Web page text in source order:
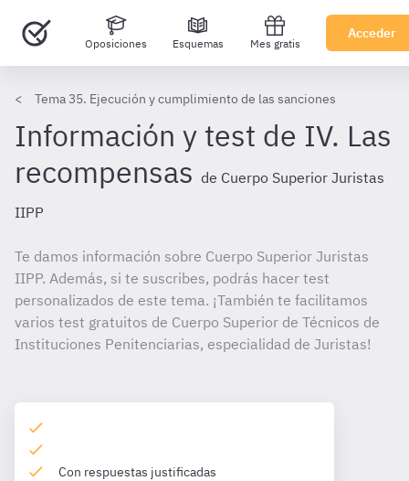
Oposiciones Esquemas Mes gratis
Acceder
Tema 35. Ejecución y cumplimiento de las sanciones
Información y test de IV. Las
recompensas de Cuerpo Superior Juristas
IIPP
Te damos información sobre Cuerpo Superior Juristas
IIPP. Además, si te suscribes, podrás hacer test
personalizados de este tema. ¡También te facilitamos
varios test gratuitos de Cuerpo Superior de Técnicos de
Instituciones Penitenciarias, especialidad de Juristas!
Con respuestas justificadas